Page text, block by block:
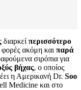
διαρκεί περισσότερο
φορές ακόμη και παρά
σιρόπια για
βήχας, ο οποίος
η Αμερικανή Dr. Soo
Medicine και στο